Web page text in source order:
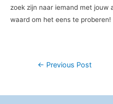
zoek zijn naar iemand met jouw
waard om het eens te proberen!
Post
← Previous Post